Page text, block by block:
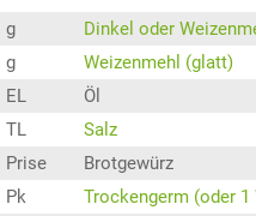
g
Dinkel oder
g
Weizenmehl (glatt)
EL
Öl
TL
Salz
Prise
Brotgewürz
Pk
Trockengerm (oder